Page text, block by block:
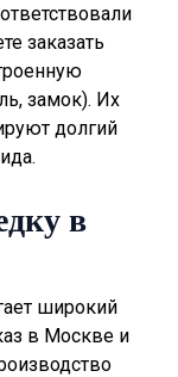
заказать
замок). Их
долгий
в
широкий
в Москве и